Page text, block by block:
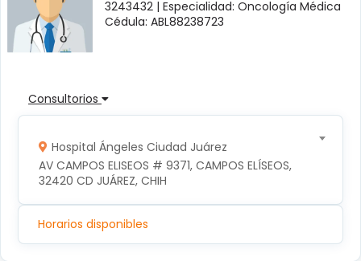
3243432 | Especialidad: Oncología Médica
Cédula: ABL88238723
Consultorios
Hospital Ángeles Ciudad Juárez
AV CAMPOS ELISEOS # 9371, CAMPOS ELÍSEOS,
32420 CD JUÁREZ, CHIH
Horarios disponibles